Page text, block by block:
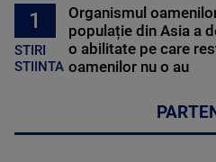
1
STIRI
STIINTA
Organismul
populație din Asia a
o abilitate pe care
oamenilor nu o au